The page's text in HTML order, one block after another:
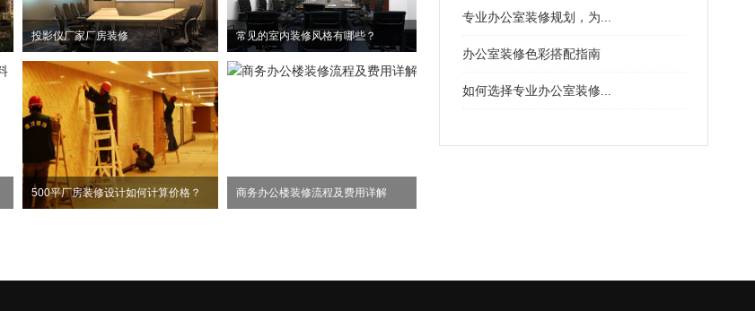
投影仪厂家厂房装修 常见的室内装修风格有哪些？
500平厂房装修设计如何计算价格？ 商务办公楼装修流程及费用详解
专业办公室装修规划，为...
办公室装修色彩搭配指南
如何选择专业办公室装修...